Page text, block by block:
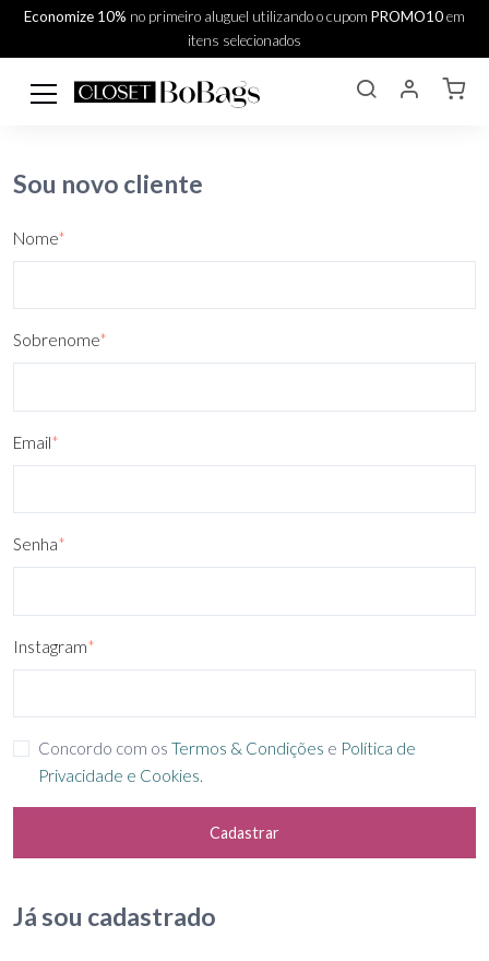
Economize 10% no primeiro aluguel utilizando o cupom PROMO10em
itens selecionados
Sou novo cliente
Nome*
Sobrenome*
Email*
Senha*
Instagram*
Concordo com os Termos & Condições e Política de
Privacidade e Cookies.
Cadastrar
Já sou cadastrado